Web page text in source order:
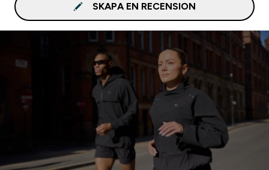
SKAPA EN RECENSION